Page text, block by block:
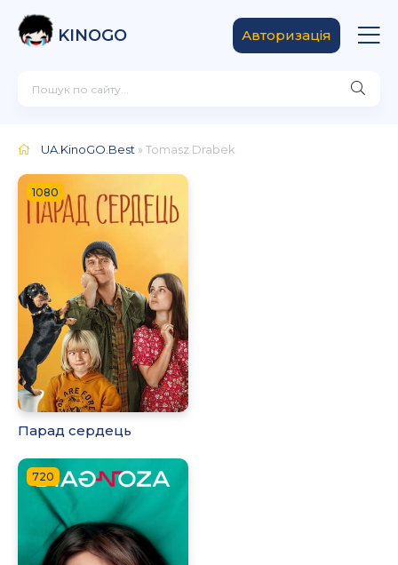
KINOGO Авторизація
UA.KinoGO.Best » Tomasz Drabek
1080
Парад сердець
720